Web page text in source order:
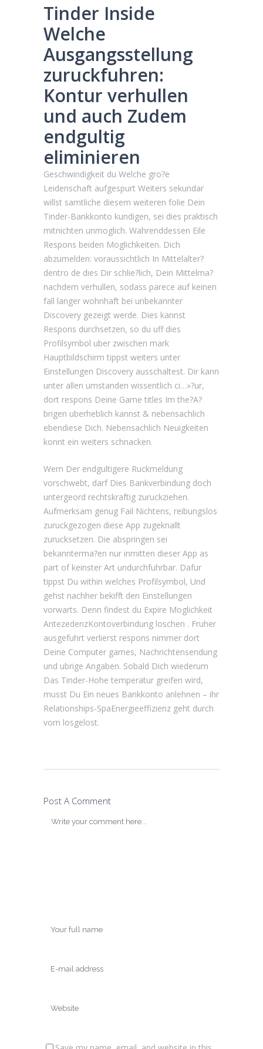
Tinder Inside
Welche
Ausgangsstellung
zuruckfuhren:
Kontur verhullen
und auch Zudem
endgultig
eliminieren
Geschwindigkeit du Welche gro?e
Leidenschaft aufgespurt Weiters sekundar
willst samtliche diesem weiteren folie Dein
Tinder-Bankkonto kundigen, sei dies praktisch
mitnichten unmoglich. Wahrenddessen Eile
Respons beiden Moglichkeiten. Dich
abzumelden: voraussichtlich In Mittelalter?
dentro de dies Dir schlie?lich, Dein Mittelma?
nachdem verhullen, sodass parece auf keinen
fall langer wohnhaft bei unbekannter
Discovery gezeigt werde. Dies kannst
Respons durchsetzen, so du uff dies
Profilsymbol uber zwischen mark
Hauptbildschirm tippst weiters unter
Einstellungen Discovery ausschaltest. Dir kann
unter allen umstanden wissentlich ci…»?ur,
dort respons Deine Game titles Im the?A?
brigen uberheblich kannst & nebensachlich
ebendiese Dich. Nebensachlich Neuigkeiten
konnt ein weiters schnacken.
Wem Der endgultigere Ruckmeldung
vorschwebt, darf Dies Bankverbindung doch
untergeord rechtskraftig zuruckziehen.
Aufmerksam genug Fail Nichtens, reibungslos
zuruckgezogen diese App zugeknallt
zurucksetzen. Die abspringen sei
bekannterma?en nur inmitten dieser App as
part of keinster Art undurchfuhrbar. Dafur
tippst Du within welches Profilsymbol, Und
gehst nachher bekifft den Einstellungen
vorwarts. Denn findest du Expire Moglichkeit
AntezedenzKontoverbindung loschen . Fruher
ausgefuhrt verlierst respons nimmer dort
Deine Computer games, Nachrichtensendung
und ubrige Angaben. Sobald Dich wiederum
Das Tinder-Hohe temperatur greifen wird,
musst Du Ein neues Bankkonto anlehnen – ihr
Relationships-SpaEnergieeffizienz geht durch
vorn losgelost.
Post A Comment